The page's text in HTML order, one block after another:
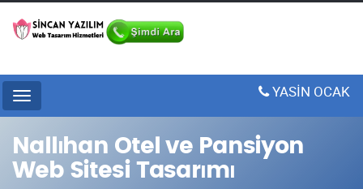
Menu YASİN OCAK
Nallıhan Otel ve Pansiyon
Web Sitesi Tasarımı